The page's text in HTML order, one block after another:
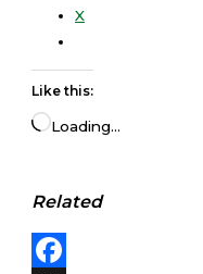
X
Like this:
Loading…
Related